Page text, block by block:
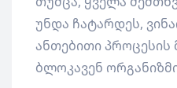
უნდა ჩატარდეს,
ანთებითი პროცესის
ბლოკავენ